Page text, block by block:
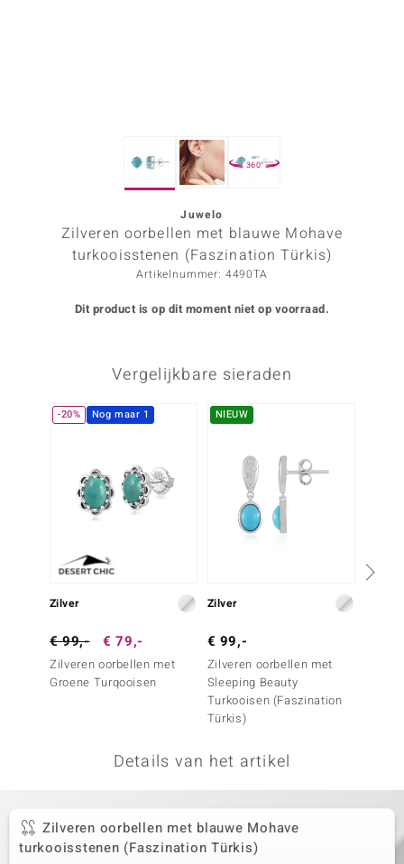
Collection
360°
Juwelo
Zilveren oorbellen met blauwe Mohave
turkooisstenen (Faszination Türkis)
Artikelnummer: 4490TA
Dit product is op dit moment niet op voorraad.
Vergelijkbare sieraden
-20% Nog maar 1
Zilver
€ 99,- € 79,-
Zilveren oorbellen met
Groene Turqooisen
NIEUW
Zilver
€ 99,-
Zilveren oorbellen met
Sleeping Beauty
Turkooisen (Faszination
Türkis)
Details van het artikel
Zilveren oorbellen met blauwe Mohave
turkooisstenen (Faszination Türkis)